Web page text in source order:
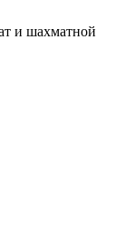
и шахматной